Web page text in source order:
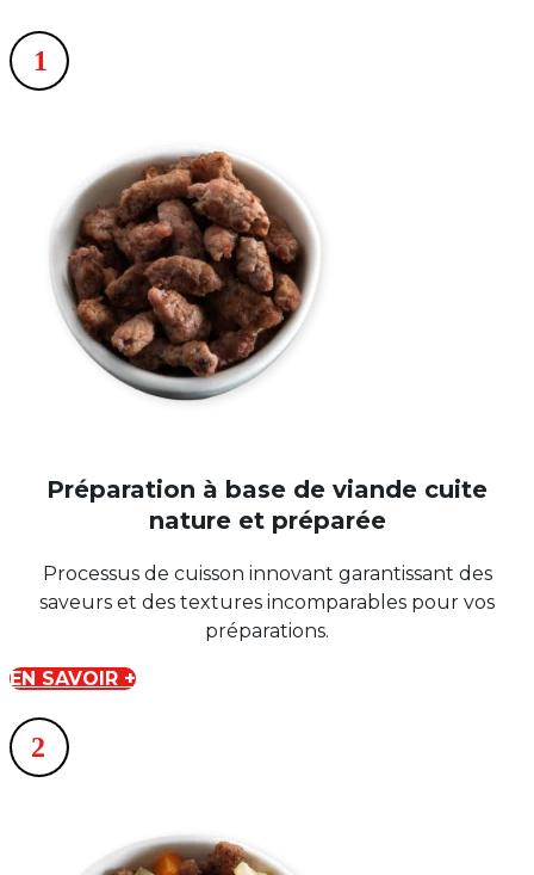
Préparation à base de viande cuite
nature et préparée
Processus de cuisson innovant garantissant des
saveurs et des textures incomparables pour vos
préparations.
EN SAVOIR +